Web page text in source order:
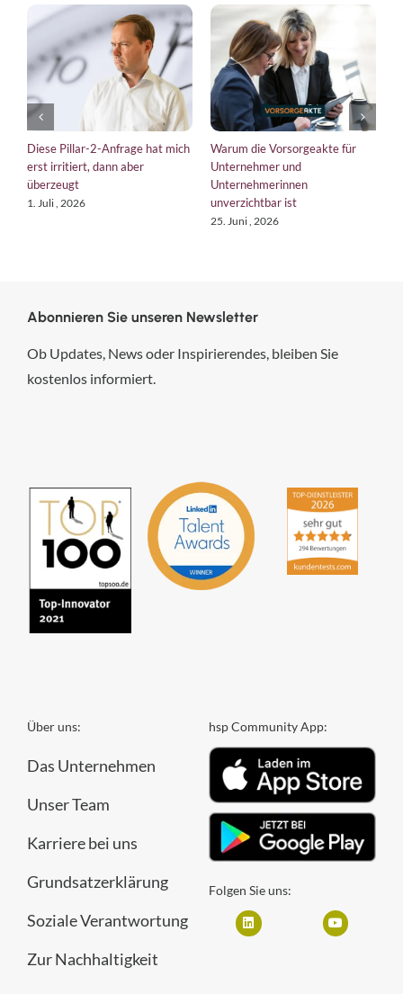
Diese Pillar-2-Anfrage hat mich
erst irritiert, dann aber
überzeugt
1. Juli , 2026
Warum die Vorsorgeakte für
Unternehmer und
Unternehmerinnen
unverzichtbar ist
25. Juni , 2026
Abonnieren Sie unseren Newsletter
Ob Updates, News oder Inspirierendes, bleiben Sie
kostenlos informiert.
Über uns:
Das Unternehmen
Unser Team
Karriere bei uns
Grundsatzerklärung
Soziale Verantwortung
Zur Nachhaltigkeit
hsp Community App:
Folgen Sie uns: